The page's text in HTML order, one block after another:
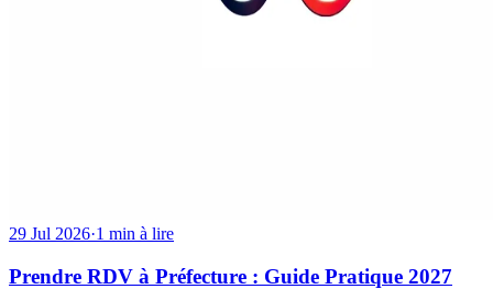
29 Jul 2026·1 min à lire
Prendre RDV à Préfecture : Guide Pratique 2027